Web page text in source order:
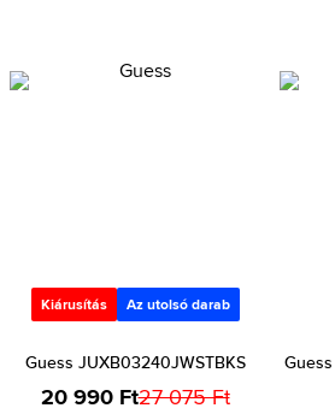
Kiárusítás Az utolsó darab
Guess JUXB03240JWSTBKS
20 990 Ft27 075 Ft